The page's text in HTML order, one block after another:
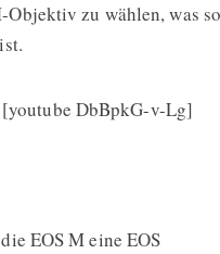
Objektiv zu wählen, was
[youtube DbBpkG-v-Lg]
EOS M eine EOS